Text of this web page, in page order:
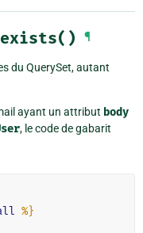
exists() ¶
du QuerySet, autant
ayant un attribut body
, le code de gabarit
%}